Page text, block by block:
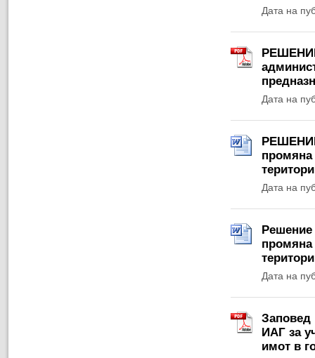
Дата на
РЕШЕНИЕ
Дата на
РЕШЕНИЕ
промяна
Дата на
Решение
промяна
Дата на
Заповед
ИАГ за
имот в